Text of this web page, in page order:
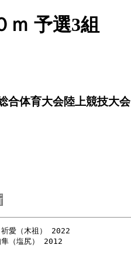
ｍ 予選3組
合体育大会陸上競技大会
愛（木祖） 2022
（塩尻） 2012